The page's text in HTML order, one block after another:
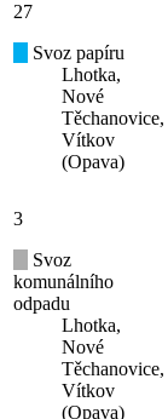
27
Svoz papíru
Lhotka,
Nové
Těchanovice,
Vítkov
(Opava)
3
Svoz
komunálního
odpadu
Lhotka,
Nové
Těchanovice,
Vítkov
(Opava)